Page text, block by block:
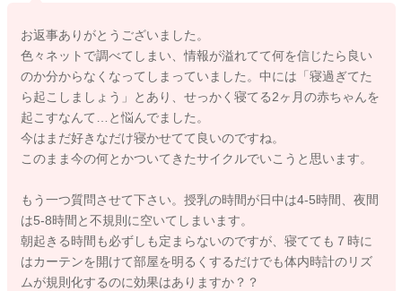
おっしゃる通り、今時期は寝る時間は気にしなくてよいので、
好きなだけ寝かせてよいです。
よく寝る場合には、授乳のタイミングで起こしてあげましょ
う。
大体半年くらいになると、昼夜逆転などダイナミックな生活リ
ズムの変更はなくなってきますが、それまでは毎日日により違
今の時期は焦らずお子さんのご様子に合わせて、お子さん中心
のリズムで構いませんよ。
お返事ありがとうございました。
色々ネットで調べてしまい、情報が溢れてて何を信じたら良い
のか分からなくなってしまっていました。中には「寝過ぎてた
ら起こしましょう」とあり、せっかく寝てる2ヶ月の赤ちゃんを
起こすなんて…と悩んでました。
今はまだ好きなだけ寝かせてて良いのですね。
このまま今の何とかついてきたサイクルでいこうと思います。
もう一つ質問させて下さい。授乳の時間が日中は4-5時間、夜間
は5-8時間と不規則に空いてしまいます。
朝起きる時間も必ずしも定まらないのですが、寝てても７時に
はカーテンを開けて部屋を明るくするだけでも体内時計のリズ
ムが規則化するのに効果はありますか？？